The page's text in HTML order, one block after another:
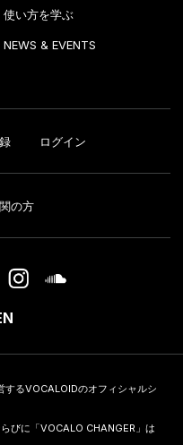
使い方を学ぶ
NEWS & EVENTS
ログイン
の方
るVOCALOIDのオフィシャルシ
びに「VOCALO CHANGER」は